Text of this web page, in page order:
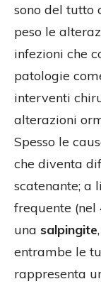
sono del tutto
peso le
infezioni che
patologie
interventi
alterazioni
Spesso le
che diventa
scatenante; a
frequente (nel
una salpingite
entrambe le
rappresenta